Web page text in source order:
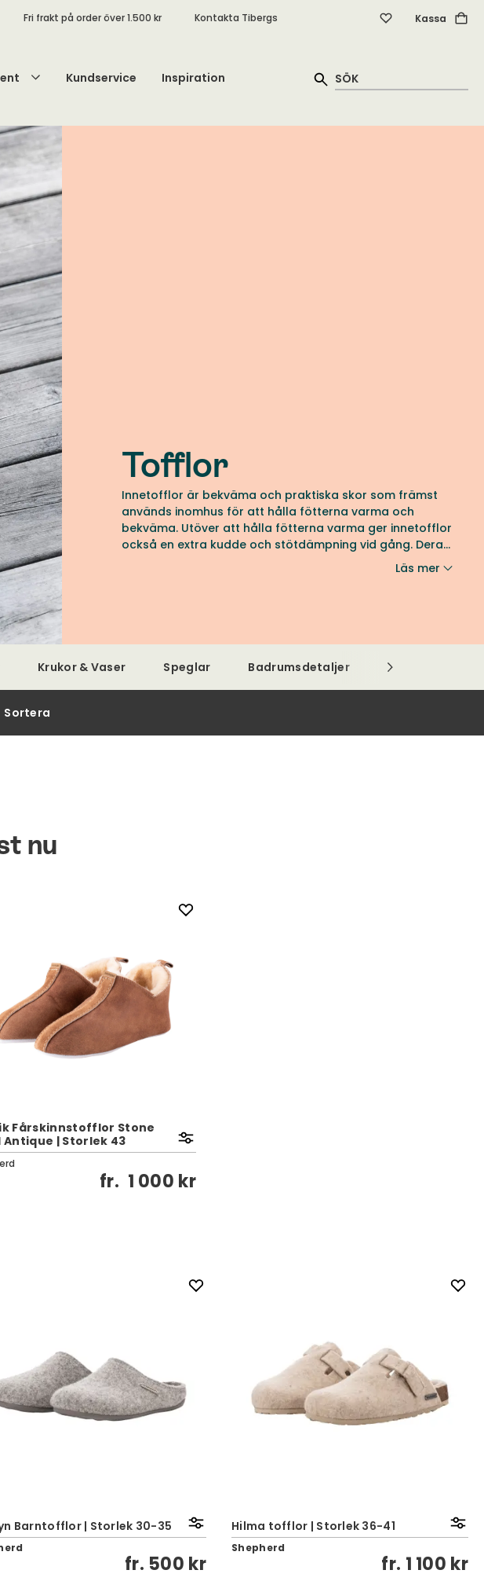
Fri frakt på order över 1.500 kr Kontakta Tibergs Kassa
Kundservice Inspiration
Tofflor
Innetofflor är bekväma och praktiska skor som främst
används inomhus för att hålla fötterna varma och
bekväma. Utöver att hålla fötterna varma ger innetofflor
också en extra kudde och stötdämpning vid gång. Deras
tjocka sulor hjälper till att minska påfrestningen påLäs mer
Krukor & Vaser Speglar Badrumsdetaljer
Sortera
nu
Fårskinnstofflor Stone
Antique | Storlek 43
fr. 1 000 kr
Barntofflor | Storlek 30-35
fr. 500 kr
Hilma tofflor | Storlek 36-41
Shepherd
fr. 1 100 kr